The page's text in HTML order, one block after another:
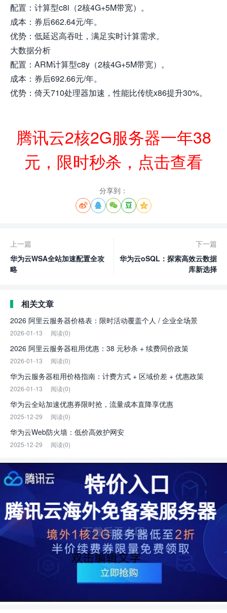
配置：计算型c8i（2核4G+5M带宽）。
成本：券后662.64元/年。
优势：低延迟高吞吐，满足实时计算需求。
大数据分析
配置：ARM计算型c8y（2核4G+5M带宽）。
成本：券后692.66元/年。
优势：倚天710处理器加速，性能比传统x86提升30%。
腾讯云2核2G服务器一年38
元，限时秒杀，点击查看
分享到：
    
上一篇
华为云WSA全站加速配置全攻
略
下一篇
华为云oSQL：探索高效云数据
库新选择
相关文章
2026 阿里云服务器价格表：限时活动覆盖个人 / 企业全场景
2026-01-13 阅读(0)
2026 阿里云服务器租用优惠：38 元秒杀 + 续费同价政策
2026-01-13 阅读(0)
华为云服务器租用价格指南：计费方式 + 区域价差 + 优惠政策
2026-01-13 阅读(0)
华为云全站加速优惠券限时抢，流量成本直降享优惠
2025-12-29 阅读(0)
华为云Web防火墙：低价高效护网安
2025-12-29 阅读(0)